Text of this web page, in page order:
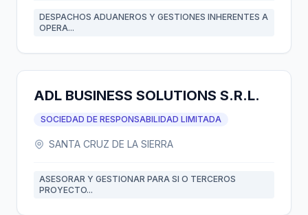
DESPACHOS ADUANEROS Y GESTIONES INHERENTES A
OPERA...
ADL BUSINESS SOLUTIONS S.R.L.
SOCIEDAD DE RESPONSABILIDAD LIMITADA
SANTA CRUZ DE LA SIERRA
ASESORAR Y GESTIONAR PARA SI O TERCEROS
PROYECTO...